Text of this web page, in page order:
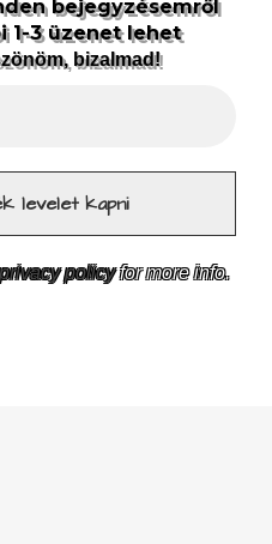
bejegyzésemről
1-3 üzenet lehet
bizalmad!
policyfor more info.